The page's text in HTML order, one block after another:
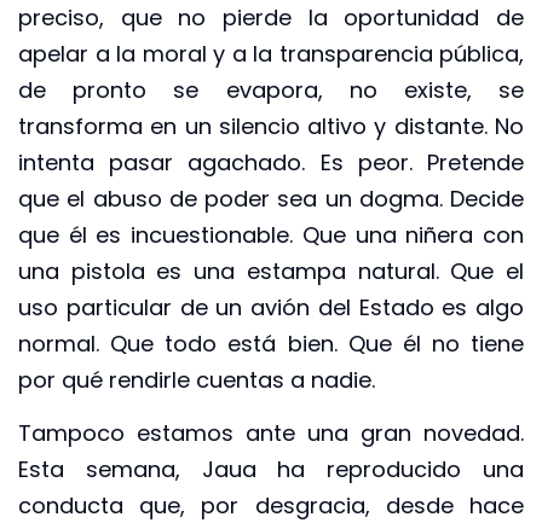
preciso, que no pierde la oportunidad de
apelar a la moral y a la transparencia pública,
de pronto se evapora, no existe, se
transforma en un silencio altivo y distante. No
intenta pasar agachado. Es peor. Pretende
que el abuso de poder sea un dogma. Decide
que él es incuestionable. Que una niñera con
una pistola es una estampa natural. Que el
uso particular de un avión del Estado es algo
normal. Que todo está bien. Que él no tiene
por qué rendirle cuentas a nadie.
Tampoco estamos ante una gran novedad.
Esta semana, Jaua ha reproducido una
conducta que, por desgracia, desde hace